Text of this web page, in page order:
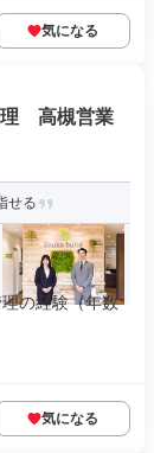
気になる
理 高槻営業
せる
の経験（年数
気になる